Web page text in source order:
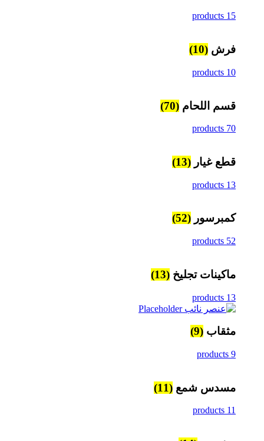
15 products
فرش (10)
10 products
قسم اللحام (70)
70 products
قطع غيار (13)
13 products
كمبرسور (52)
52 products
ماكينات تجليخ (13)
13 products
مثقاب (9)
9 products
مسدس شمع (11)
11 products